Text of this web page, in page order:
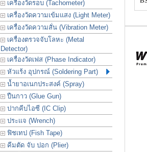
เครื่องวัดรอบ (Tachometer)
เครื่องวัดความเข้มแสง (Light Meter)
เครื่องวัดความสั่น (Vibration Meter)
เครื่องตรวจจับโลหะ (Metal
Detector)
เครื่องวัดเฟส (Phase Indicator)
หัวแร้ง อุปกรณ์ (Soldering Part)
น้ำยาอเนกประสงค์ (Spray)
ปืนกาว (Glue Gun)
ปากคีบไอซี (IC Clip)
ประเเจ (Wrench)
ฟิชเทป (Fish Tape)
คีมตัด จับ ปอก (Plier)